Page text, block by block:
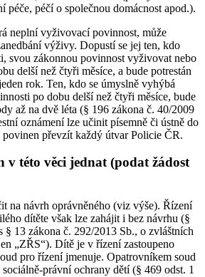
péče, péčí o společnou domácnost apod.).
neplní vyživovací povinnost, může
výživy. Dopustí se jej ten, kdo
svou zákonnou povinnost vyživovat nebo
delší než čtyři měsíce, a bude potrestán
rok. Ten, kdo se úmyslně vyhýbá
po dobu delší než čtyři měsíce, bude
až na dvě léta (§ 196 zákona č. 40/2009
oznámení lze učinit písemně či ústně do
převzít každý útvar Policie ČR.
v této věci jednat (podat žádost
na návrh oprávněného (viz výše). Řízení
dítěte však lze zahájit i bez návrhu (§
§ 13 zákona č. 292/2013 Sb., o zvláštních
„ZŘS“). Dítě je v řízení zastoupeno
pro řízení jmenuje. Opatrovníkem soud
právní ochrany dětí (§ 469 odst. 1